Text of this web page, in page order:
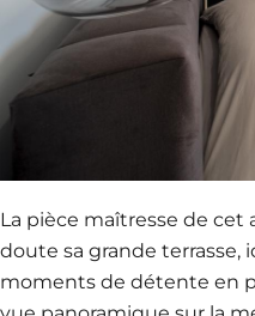
La pièce maîtresse de
doute sa grande terrasse,
moments de détente en